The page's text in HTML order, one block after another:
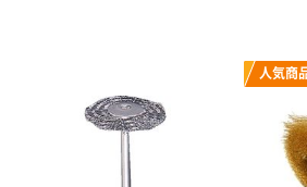
人気商